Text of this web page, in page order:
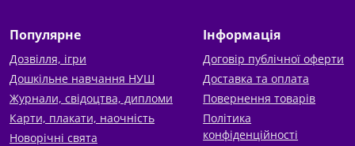
Популярне
Дозвілля, ігри
Дошкільне навчання НУШ
Журнали, свідоцтва, дипломи
Карти, плакати, наочність
Новорічні свята
Інформація
Договір публічної оферти
Доставка та оплата
Повернення товарів
Політика
конфіденційності